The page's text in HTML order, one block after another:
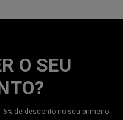
O SEU
de desconto no seu primeiro